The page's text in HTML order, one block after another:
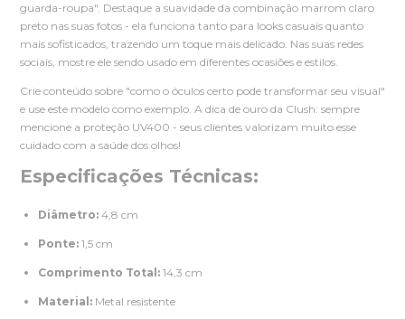
guarda-roupa". Destaque a suavidade da combinação marrom claro
preto nas suas fotos - ela funciona tanto para looks casuais quanto
mais sofisticados, trazendo um toque mais delicado. Nas suas redes
sociais, mostre ele sendo usado em diferentes ocasiões e estilos.
Crie conteúdo sobre "como o óculos certo pode transformar seu visual"
e use este modelo como exemplo. A dica de ouro da Clush: sempre
mencione a proteção UV400 - seus clientes valorizam muito esse
cuidado com a saúde dos olhos!
Especificações Técnicas:
Diâmetro: 4,8 cm
Ponte: 1,5 cm
Comprimento Total: 14,3 cm
Material: Metal resistente